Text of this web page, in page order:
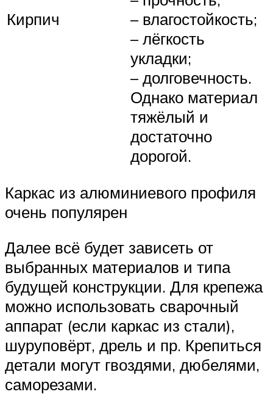
Кирпич
– влагостойкость;
– лёгкость
укладки;
– долговечность.
Однако материал
тяжёлый и
достаточно
дорогой.
Каркас из алюминиевого профиля
очень популярен
Далее всё будет зависеть от
выбранных материалов и типа
будущей конструкции. Для крепежа
можно использовать сварочный
аппарат (если каркас из стали),
шуруповёрт, дрель и пр. Крепиться
детали могут гвоздями, дюбелями,
саморезами.